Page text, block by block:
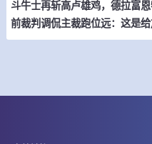
情报
达尔维奇希尔
斗牛士再斩高卢雄鸡，德拉富
前裁判调侃主裁跑位远：这是给